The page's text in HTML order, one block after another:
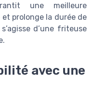
une meilleure
prolonge la durée de
d’une friteuse
avec une